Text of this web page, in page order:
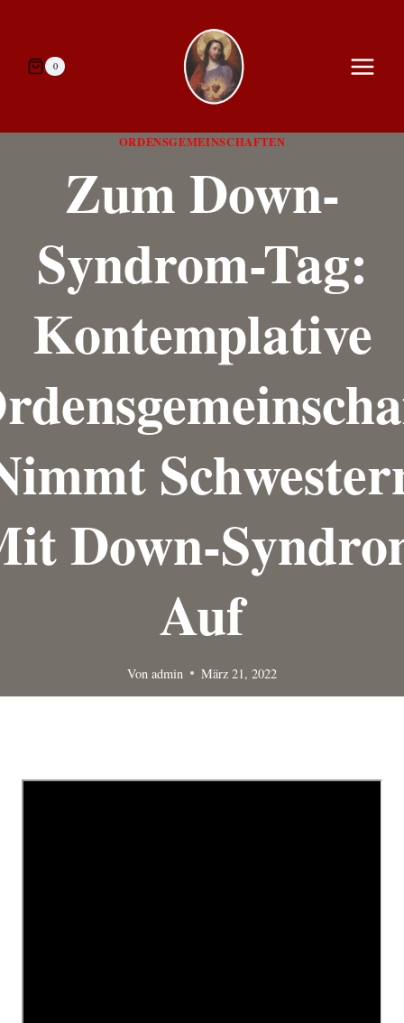
springen0
ORDENSGEMEINSCHAFTEN
Zum Down-
Syndrom-Tag:
Kontemplative
Down-
Auf
Von admin März 21, 2022